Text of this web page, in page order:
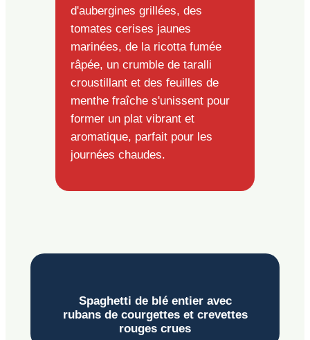
d'aubergines grillées, des
tomates cerises jaunes
marinées, de la ricotta fumée
râpée, un crumble de taralli
croustillant et des feuilles de
menthe fraîche s'unissent pour
former un plat vibrant et
aromatique, parfait pour les
journées chaudes.
Spaghetti de blé entier avec
rubans de courgettes et crevettes
rouges crues